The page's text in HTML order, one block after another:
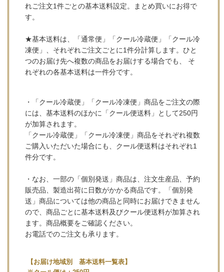
れご注文1件ごとの基本送料設定。まとめ買いにお得で
す。
★基本送料は、「通常便」「クール冷蔵便」「クール冷
凍便」、それぞれご注文ごとに1件分計算します。ひと
つのお届け先へ複数の商品をお届けする場合でも、 そ
れぞれの各基本送料は一件分です。
・「クール冷蔵便」「クール冷凍便」商品をご注文の際
には、基本送料のほかに「クール便送料」として250円
が加算されます。
「クール冷蔵便」「クール冷凍便」商品をそれぞれ複数
ご購入いただいた場合にも、クール便送料はそれぞれ1
件分です。
・なお、一部の「個別発送」商品は、注文生産品、予約
販売品、製造出荷に日数がかかる商品です。「個別発
送」商品については他の商品と同時にお届けできません
ので、商品ごとに基本送料及びクール便送料が加算され
ます。商品概要をご確認ください。
お電話でのご注文も承ります。
【お届け地域別 基本送料一覧表】